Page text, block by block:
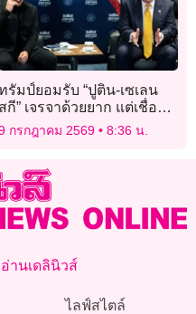
รัมป์ยอมรับ “ปูติน-เซเลน
สกี” เจรจาด้วยยาก แต่เชื่อทั้ง
ต้องการยุติสงคราม
กรกฎาคม 2569 8:36 น.
านเดลินิวส์
ไลฟ์สไตล์